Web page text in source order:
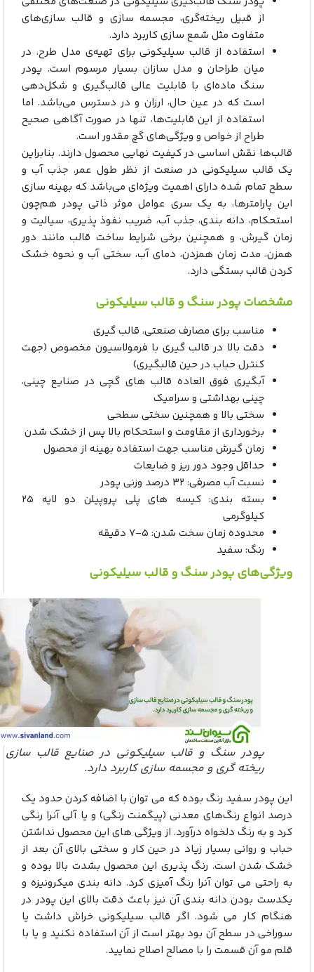
از قبیل ریخته‌گری، مجسمه سازی و قالب سازی‌های
متفاوت مثل شمع سازی کاربرد دارد.
استفاده از قالب سیلیکونی برای تهیه‌ی مدل طرح، در
میان طراحان و مدل سازان بسیار مرسوم است. پودر
سنگ ماده‌ای با قابلیت عالی قالب‌گیری و شکل‌دهی
است که در عین حال، ارزان و در دسترس می‌باشد. اما
استفاده از این قابلیت‌ها، تنها در صورت آگاهی صحیح
طراح از خواص و ویژگی‌های گچ مقدور است.
قالب‌ها نقش اساسی در کیفیت نهایی محصول دارند. بنابراین
یک قالب سیلیکونی در صنعت از نظر طول عمر، جذب آب و
سطح تمام شده دارای اهمیت ویژه‌ای می‌باشد که بهینه سازی
این پارامترها، به یک سری عوامل موثر ذاتی پودر هم‌چون
استحکام، دانه بندی، جذب آب، ضریب نفوذ پذیری، سیالیت و
زمان گیرش، و همچنین برخی شرایط ساخت قالب مانند دور
همزن، مدت زمان همزدن، دمای آب، سختی آب و نحوه خشک
کردن قالب بستگی دارد.
مشخصات پودر سنگ و قالب سیلیکونی
مناسب برای مصارف صنعتی، قالب گیری
دقت بالا در قالب گیری با فرمولاسیون مخصوص (جهت
کنترل حباب در حین قالبگیری)
آبگیری فوق العاده قالب های گچی در صنایع چینی،
چینی بهداشتی و سرامیک
سختی بالا و همچنین سختی سطحی
برخورداری از مقاومت و استحکام بالا پس از خشک شدن
زمان گیرش مناسب جهت استفاده بهینه از محصول
حداقل وجود دور ریز و ضایعات
نسبت آب مصرفی: ۳۲ درصد وزنی پودر
بسته بندی: کیسه های پلی پروپیلن دو لایه ۲۵
کیلوگرمی
محدوده زمان سخت شدن: ۵-۷ دقیقه
رنگ: سفید
ویژگی‌های پودر سنگ و قالب سیلیکونی
پودر سنگ و قالب سیلیکونی در صنایع قالب سازی و
ریخته گری و مجسمه سازی کاربرد دارد.
این پودر سفید رنگ بوده که می توان با اضافه کردن حدود یک
درصد انواع رنگ‌های معدنی (پیگمنت رنگی) و یا آلی آنرا رنگی
کرد و به رنگ دلخواه درآورد. از ویژگی های این محصول نداشتن
حباب و روانی بسیار زیاد در حین کار و سختی بالای آن بعد از
خشک شدن است. رنگ پذیری این محصول بشدت بالا بوده و
به راحتی می توان آنرا رنگ آمیزی کرد. دانه بندی میکرونیزه و
یکدست بودن دانه بندی آن نیز باعث دقت بالای این پودر در
هنگام کار می شود. اگر قالب سیلیکونی خراش داشت یا
سوراخی در سطح آن بود بهتر است از آن استفاده نکنید و یا با
قلم ‌مو آن قسمت را با مصالح اصلاح نمایید.